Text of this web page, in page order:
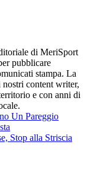
di MeriSport
pubblicare
stampa. La
nostri content writer,
e con anni di
Un Pareggio
Stop alla Striscia